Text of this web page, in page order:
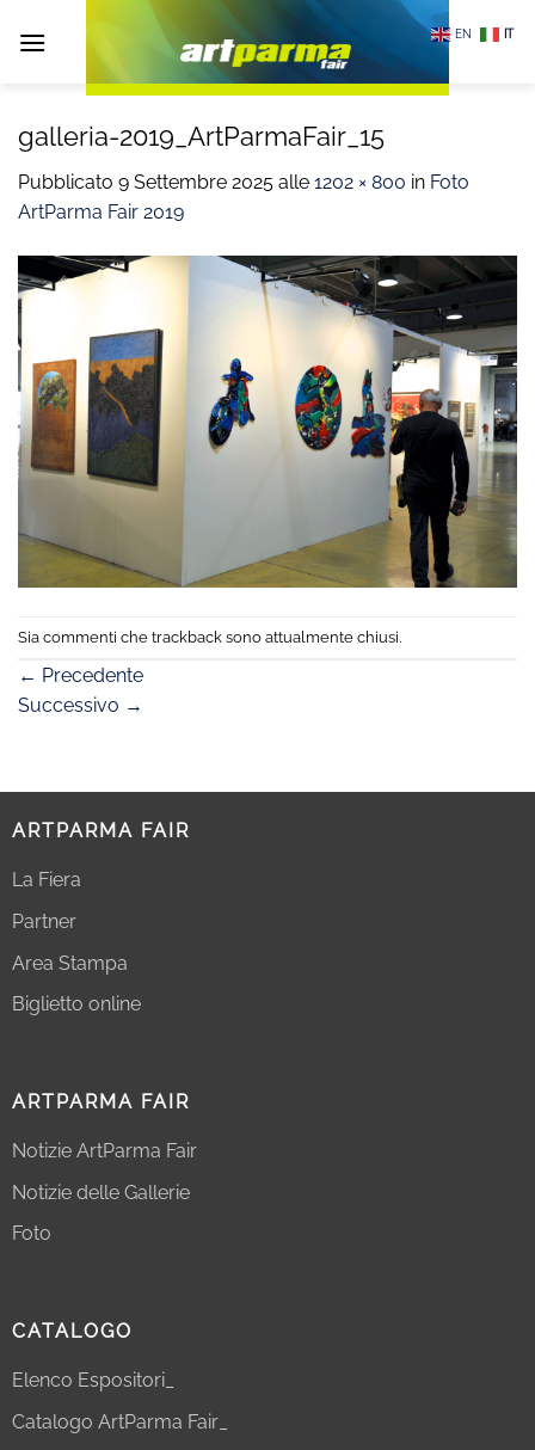
galleria-2019_ArtParmaFair_15
Pubblicato 9 Settembre 2025 alle 1202 × 800 in Foto
ArtParma Fair 2019
Sia commenti che trackback sono attualmente chiusi.
← Precedente
Successivo →
ARTPARMA FAIR
La Fiera
Partner
Area Stampa
Biglietto online
ARTPARMA FAIR
Notizie ArtParma Fair
Notizie delle Gallerie
Foto
CATALOGO
Elenco Espositori_
Catalogo ArtParma Fair_
EN IT